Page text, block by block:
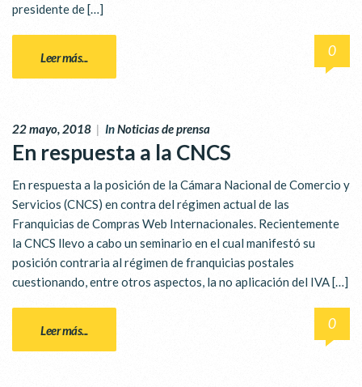
presidente de […]
Leer más... 0
22 mayo, 2018 | InNoticias de prensa
En respuesta a la CNCS
En respuesta a la posición de la Cámara Nacional de Comercio y
Servicios (CNCS) en contra del régimen actual de las
Franquicias de Compras Web Internacionales. Recientemente
la CNCS llevo a cabo un seminario en el cual manifestó su
posición contraria al régimen de franquicias postales
cuestionando, entre otros aspectos, la no aplicación del IVA […]
Leer más... 0